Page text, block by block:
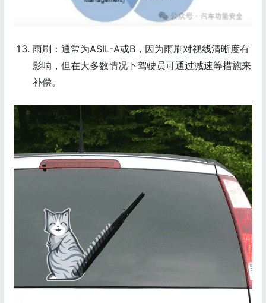
雨刷：通常为ASIL-A或B，因为雨刷对视线清晰度有
影响，但在大多数情况下驾驶员可通过减速等措施来
补偿。